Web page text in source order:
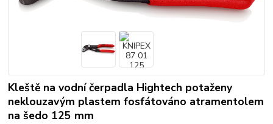
Kleště na vodní čerpadla Hightech potaženy
neklouzavým plastem fosfátováno atramentolem
na šedo 125 mm